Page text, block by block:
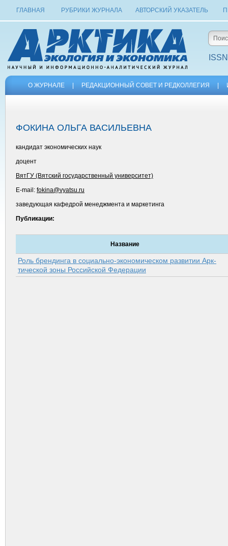
ГЛАВНАЯ РУБРИКИ ЖУРНАЛА АВТОРСКИЙ УКАЗАТЕЛЬ
О ЖУРНАЛЕ РЕДАКЦИОННЫЙ СОВЕТ И РЕДКОЛЛЕГИЯ
ФОКИНА ОЛЬГА ВАСИЛЬЕВНА
кандидат экономических наук
доцент
ВятГУ (Вятский государственный университет)
E-mail: fokina@vyatsu.ru
заведующая кафедрой менеджмента и маркетинга
Публикации:
Название
Роль брендинга в социально-экономическом развитии Арк­
тической зоны Российской Федерации